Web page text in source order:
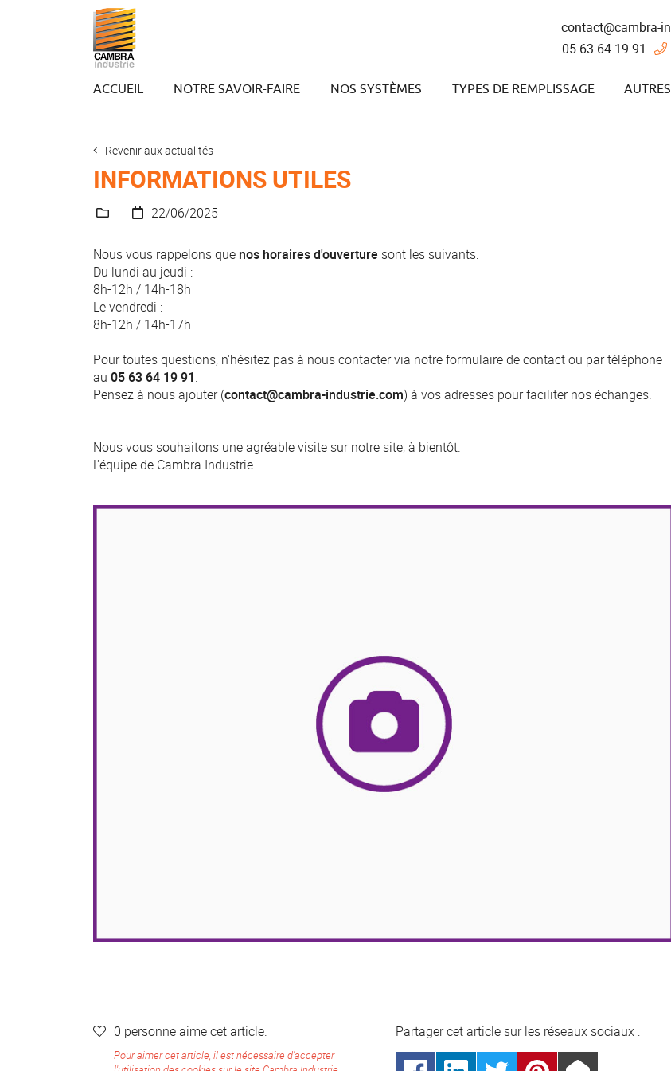
05 63 64 19 91
ACCUEIL NOTRE SAVOIR-FAIRE NOS SYSTÈMES TYPES DE REMPLISSAGE AUTRES
Revenir aux actualités
INFORMATIONS UTILES
22/06/2025
Nous vous rappelons que nos horaires d'ouverture sont les suivants:
Du lundi au jeudi :
8h-12h / 14h-18h
Le vendredi :
8h-12h / 14h-17h
Pour toutes questions, n'hésitez pas à nous contacter via notre formulaire de contact ou par téléphone
au 05 63 64 19 91.
Pensez à nous ajouter (contact@cambra-industrie.com) à vos adresses pour faciliter nos échanges.
Nous vous souhaitons une agréable visite sur notre site, à bientôt.
L'équipe de Cambra Industrie
 0 personneaimecet article.
Pour aimer cet article, il est nécessaire d'accepter
Partager cet article sur les réseaux sociaux :